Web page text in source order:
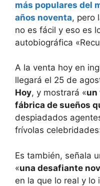
más populares del
años noventa, pero
no es fácil y eso es
autobiográfica
A la venta hoy en
llegará el 25 de
Hoy, y mostrará «un
fábrica de sueños
despiadados
frívolas
Es también, señala
«una desafiante
en la que lo real y lo